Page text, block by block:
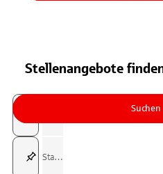
Stellenangebote
Suchfeld
Tippen Sie, um nach Themen zu
Suchfeld
Tippen Sie, um nach Themen zu
Suchen